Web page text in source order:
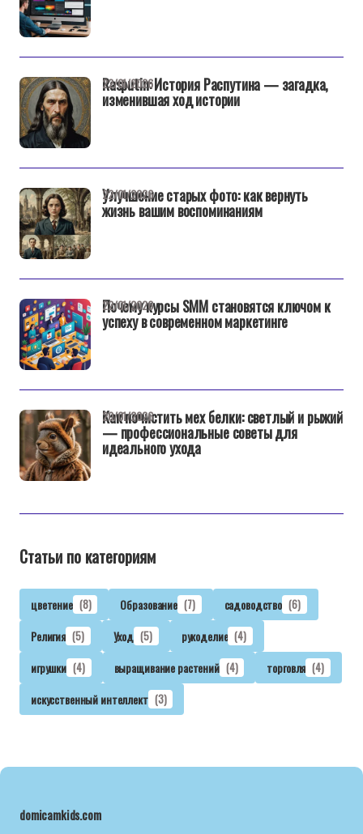
Rasputin: История Распутина — загадка,
изменившая ход истории
22/01/2026
Улучшение старых фото: как вернуть
жизнь вашим воспоминаниям
22/01/2026
Почему курсы SMM становятся ключом к
успеху в современном маркетинге
22/01/2026
Как почистить мех белки: светлый и рыжий
— профессиональные советы для
идеального ухода
20/01/2026
Статьи по категориям
цветение (8) Образование (7) садоводство (6)
Религия (5) Уход (5) рукоделие (4)
игрушки (4) выращивание растений (4) торговля (4)
искусственный интеллект (3)
domicamkids.com